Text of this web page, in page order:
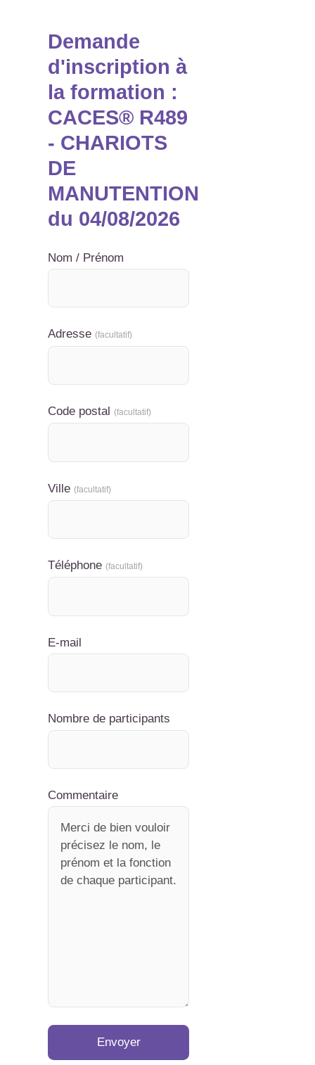
Demande
d'inscription à
la formation :
CACES® R489
- CHARIOTS
DE
MANUTENTION
du 04/08/2026
Nom / Prénom
Adresse (facultatif)
Code postal (facultatif)
Ville (facultatif)
Téléphone (facultatif)
E-mail
Nombre de participants
Commentaire